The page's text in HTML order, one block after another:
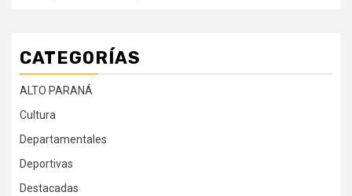
CATEGORÍAS
ALTO PARANÁ
Cultura
Departamentales
Deportivas
Destacadas